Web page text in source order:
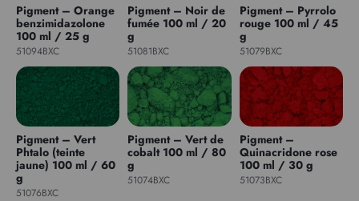
Pigment – Orange
benzimidazolone
100 ml / 25 g
51094BXC
Pigment – Noir de
fumée 100 ml / 20
g
51081BXC
Pigment – Pyrrolo
rouge 100 ml / 45
g
51079BXC
Pigment – Vert
Phtalo (teinte
jaune) 100 ml / 60
g
51076BXC
Pigment – Vert de
cobalt 100 ml / 80
g
51074BXC
Pigment –
Quinacridone rose
100 ml / 30 g
51073BXC